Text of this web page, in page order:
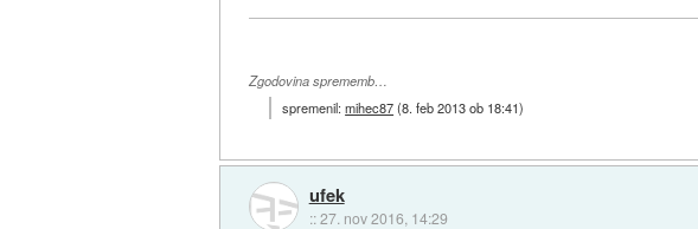
Zgodovina sprememb…
spremenil:mihec87(8. feb 2013 ob 18:41)
ufek
::27. nov 2016, 14:29